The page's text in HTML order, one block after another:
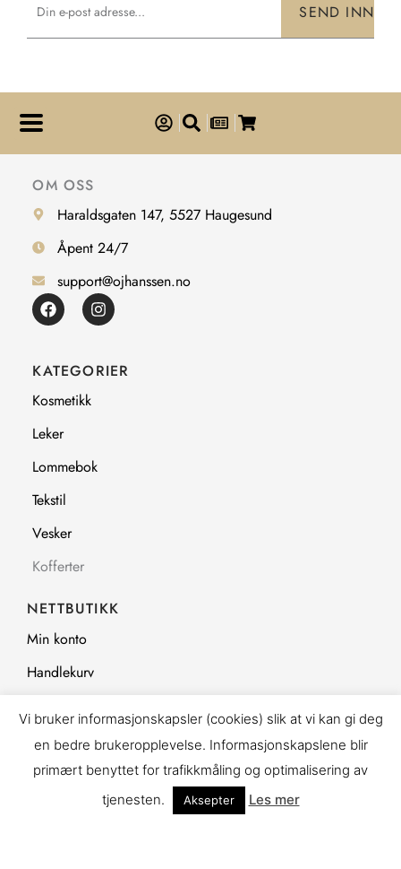
SEND INN
OM OSS
Haraldsgaten 147, 5527 Haugesund
Åpent 24/7
support@ojhanssen.no
F
a
b
o
o
I
n
a
g
KATEGORIER
Kosmetikk
Leker
Lommebok
Tekstil
Vesker
Kofferter
NETTBUTIKK
Min konto
Handlekurv
Kjøpsvilkår
Personvernerklæring
Vi bruker informasjonskapsler (cookies) slik at vi kan gi deg
en bedre brukeropplevelse. Informasjonskapslene blir
primært benyttet for trafikkmåling og optimalisering av
tjenesten.
Aksepter Les mer